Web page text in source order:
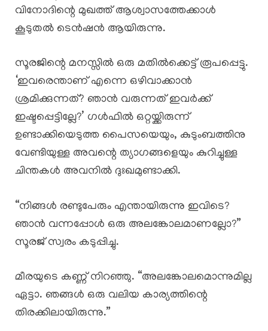
വിനോദിന്റെ മുഖത്ത് ആശ്വാസത്തേക്കാൾ
കൂടുതൽ ടെൻഷൻ ആയിരുന്നു.
സൂരജിന്റെ മനസ്സിൽ ഒരു മതിൽക്കെട്ട് രൂപപ്പെട്ടു.
‘ഇവരെന്താണ് എന്നെ ഒഴിവാക്കാൻ
ശ്രമിക്കുന്നത്? ഞാൻ വരുന്നത് ഇവർക്ക്
ഇഷ്ടപ്പെട്ടില്ലേ?’ ഗൾഫിൽ ഒറ്റയ്ക്കിരുന്ന്
ഉണ്ടാക്കിയെടുത്ത പൈസയെയും, കുടുംബത്തിനു
വേണ്ടിയുള്ള അവന്റെ ത്യാഗങ്ങളെയും കുറിച്ചുള്ള
ചിന്തകൾ അവനിൽ ദുഃഖമുണ്ടാക്കി.
“നിങ്ങൾ രണ്ടുപേരും എന്തായിരുന്നു ഇവിടെ?
ഞാൻ വന്നപ്പോൾ ഒരു അലങ്കോലമാണല്ലോ?”
സൂരജ് സ്വരം കടുപ്പിച്ചു.
മീരയുടെ കണ്ണ് നിറഞ്ഞു. “അലങ്കോലമൊന്നുമില്ല
ഏട്ടാ. ഞങ്ങൾ ഒരു വലിയ കാര്യത്തിന്റെ
തിരക്കിലായിരുന്നു.”